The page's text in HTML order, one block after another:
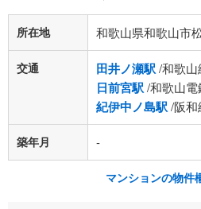
所在地 和歌山県和歌山市
交通 田井ノ瀬駅/和歌
日前宮駅/和歌山
紀伊中ノ島駅/阪
築年月 -
マンションの物件